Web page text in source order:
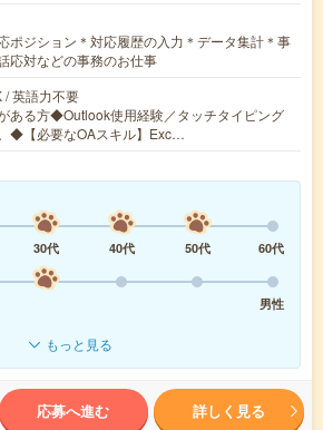
ポジション＊対応履歴の入力＊データ集計＊事
応対などの事務のお仕事
/ 英語力不要
ある方◆Outlook使用経験／タッチタイピング
◆【必要なOAスキル】Exc…
30代 40代 50代
60代
男性
もっと見る
応募へ進む 詳しく見る